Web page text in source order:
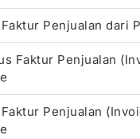
Penjualan dari
Faktur Penjualan
Penjualan